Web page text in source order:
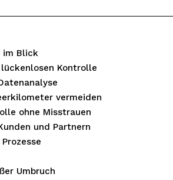
im Blick
Kontrolle
vermeiden
ohne Misstrauen
und Partnern
Umbruch